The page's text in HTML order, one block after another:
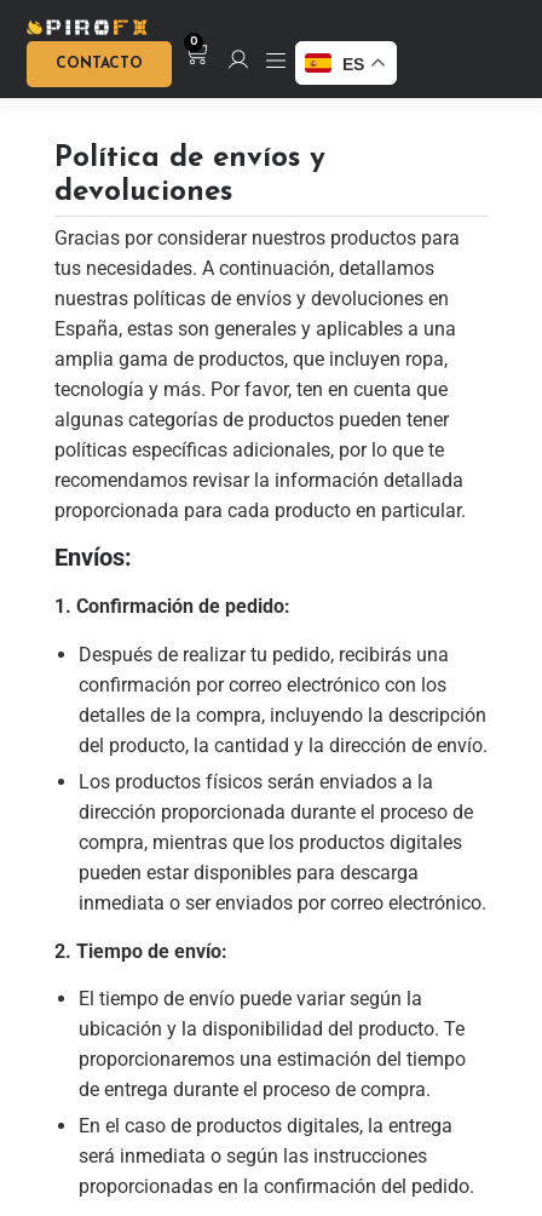
CONTACTO
0
ES
Política de envíos y
devoluciones
Gracias por considerar nuestros productos para
tus necesidades. A continuación, detallamos
nuestras políticas de envíos y devoluciones en
España, estas son generales y aplicables a una
amplia gama de productos, que incluyen ropa,
tecnología y más. Por favor, ten en cuenta que
algunas categorías de productos pueden tener
políticas específicas adicionales, por lo que te
recomendamos revisar la información detallada
proporcionada para cada producto en particular.
Envíos:
1. Confirmación de pedido:
Después de realizar tu pedido, recibirás una
confirmación por correo electrónico con los
detalles de la compra, incluyendo la descripción
del producto, la cantidad y la dirección de envío.
Los productos físicos serán enviados a la
dirección proporcionada durante el proceso de
compra, mientras que los productos digitales
pueden estar disponibles para descarga
inmediata o ser enviados por correo electrónico.
2. Tiempo de envío:
El tiempo de envío puede variar según la
ubicación y la disponibilidad del producto. Te
proporcionaremos una estimación del tiempo
de entrega durante el proceso de compra.
En el caso de productos digitales, la entrega
será inmediata o según las instrucciones
proporcionadas en la confirmación del pedido.